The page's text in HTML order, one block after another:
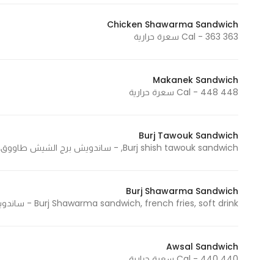
Chicken Shawarma Sandwich
363 Cal - 363 سعرة حرارية
Makanek Sandwich
448 Cal - 448 سعرة حرارية
Burj Tawouk Sandwich
Burj shish tawouk sandwich, - ساندويش برج الشيش طاووق،
Burj Shawarma Sandwich
Burj Shawarma sandwich, french fries, soft drink - ساندويش برج شاورما، بطاطا، مشروب غازي
Awsal Sandwich